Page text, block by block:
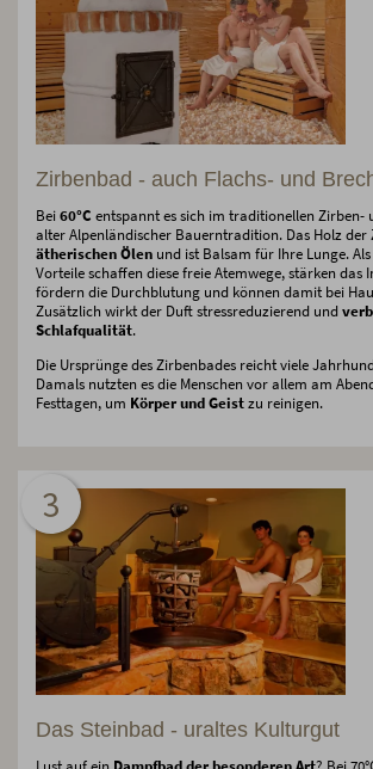
Zirbenbad - auch Flachs- und
Bei60°C entspannt es sich im traditionellen Zirben-
alter Alpenländischer Bauerntradition. Das Holz der
ätherischen Ölen und ist Balsam für Ihre Lunge.
Vorteile schaffen diese freie Atemwege, stärken das
fördern die Durchblutung und können damit bei
Zusätzlich wirkt der Duft stressreduzierend und
Schlafqualität.
Die Ursprünge des Zirbenbades reicht viele
Damals nutzten es die Menschen vor allem am
Festtagen, um Körper und Geistzu reinigen.
3
Das Steinbad - uraltes Kulturgut